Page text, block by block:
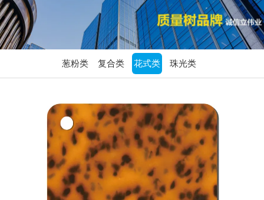
葱粉类 复合类 花式类 珠光类